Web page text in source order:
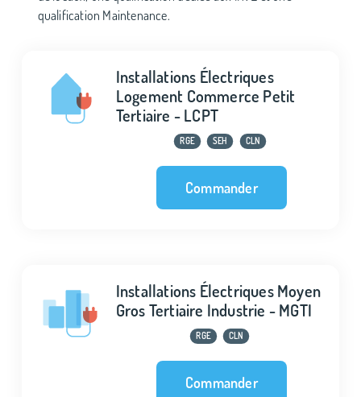
qualification Maintenance.
Installations Électriques
Logement Commerce Petit
Tertiaire - LCPT
RGE SEH CLN
Commander
Installations Électriques Moyen
Gros Tertiaire Industrie - MGTI
RGE CLN
Commander